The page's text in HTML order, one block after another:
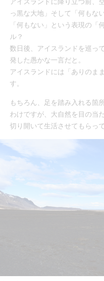
っ黒な大地」そして「何もな
「何もない」という表現の「
ル？
数日後、アイスランドを巡っ
発した愚かな一言だと。
アイスランドには「ありのま
す。
もちろん、足を踏み入れる箇
わけですが、大自然を目の当
切り開いて生活させてもらっ